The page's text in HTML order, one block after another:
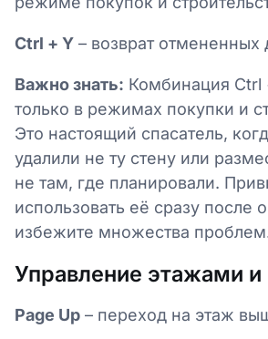
Ctrl + Y – возврат отмененных
Важно знать: Комбинация Ctrl
только в режимах покупки и
Это настоящий спасатель,
удалили не ту стену или
не там, где планировали.
использовать её сразу после
избежите множества
Управление этажами и
Page Up – переход на этаж